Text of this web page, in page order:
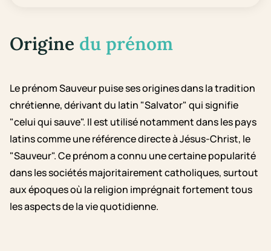
Origine du prénom
Le prénom Sauveur puise ses origines dans la tradition
chrétienne, dérivant du latin "Salvator" qui signifie
"celui qui sauve". Il est utilisé notamment dans les pays
latins comme une référence directe à Jésus-Christ, le
"Sauveur". Ce prénom a connu une certaine popularité
dans les sociétés majoritairement catholiques, surtout
aux époques où la religion imprégnait fortement tous
les aspects de la vie quotidienne.